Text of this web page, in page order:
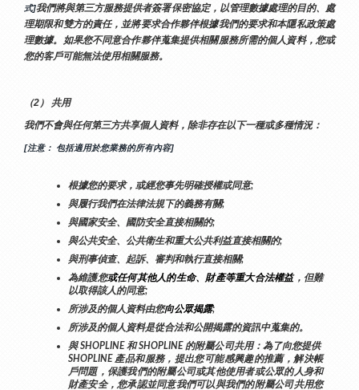
式]我們將與第三方服務提供者簽署保密協定，以管理數據處理的目的、處
理期限和雙方的責任，並將要求合作夥伴根據我們的要求和本隱私政策處
理數據。如果您不同意合作夥伴蒐集提供相關服務所需的個人資料，您或
您的客戶可能無法使用相關服務。
（2） 共用
我們不會與任何第三方共享個人資料，除非存在以下一種或多種情況：
[注意： 包括適用於您業務的所有內容]
根據您的要求，或經您事先明確授權或同意;
與履行我們在法律法規下的義務有關;
與國家安全、國防安全直接相關的;
與公共安全、公共衛生和重大公共利益直接相關的;
與刑事偵查、起訴、審判和執行直接相關;
為維護您或任何其他人的生命、財產等重大合法權益，但難
以取得該人的同意;
所涉及的個人資料由您向公眾揭露;
所涉及的個人資料是從合法和公開揭露的資訊中蒐集的。
與 SHOPLINE 和 SHOPLINE 的附屬公司共用：為了向您提供
SHOPLINE 產品和服務，提出您可能感興趣的推薦，解決帳
戶問題，保護我們的附屬公司或其他使用者或公眾的人身和
財產安全，您承認並同意我們可以與我們的附屬公司共用您